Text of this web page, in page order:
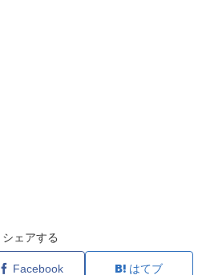
シェアする
Facebook はてブ